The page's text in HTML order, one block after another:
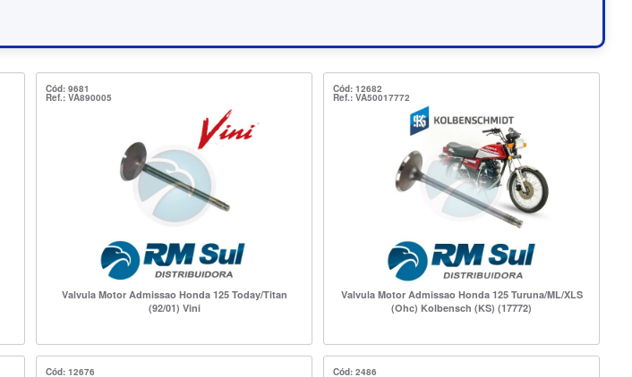
Cód: 9681
Ref.: VA890005
Valvula Motor Admissao Honda 125 Today/Titan
(92/01) Vini
Cód: 12682
Ref.: VA50017772
Valvula Motor Admissao Honda 125 Turuna/ML/XLS
(Ohc) Kolbensch (KS) (17772)
Cód: 12676 Cód: 2486